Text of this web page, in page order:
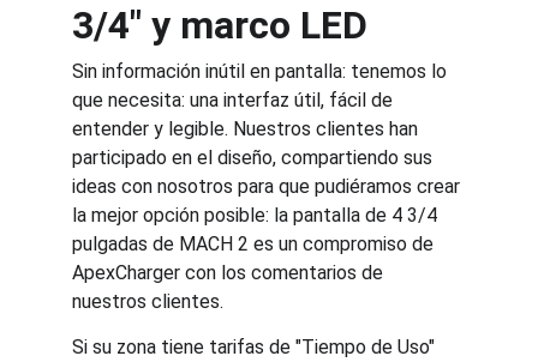
3/4" y marco LED
Sin información inútil en pantalla: tenemos lo
que necesita: una interfaz útil, fácil de
entender y legible. Nuestros clientes han
participado en el diseño, compartiendo sus
ideas con nosotros para que pudiéramos crear
la mejor opción posible: la pantalla de 4 3/4
pulgadas de MACH 2 es un compromiso de
ApexCharger con los comentarios de
nuestros clientes.
Si su zona tiene tarifas de "Tiempo de Uso"